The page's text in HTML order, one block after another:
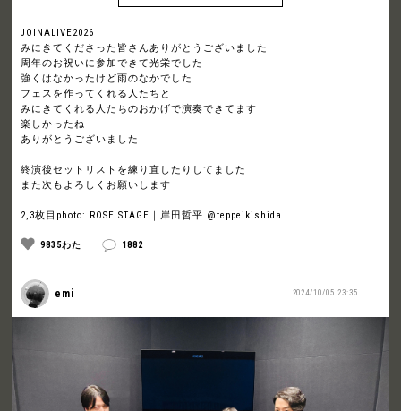
JOINALIVE2026
みにきてくださった皆さんありがとうございました
周年のお祝いに参加できて光栄でした
強くはなかったけど雨のなかでした
フェスを作ってくれる人たちと
みにきてくれる人たちのおかげで演奏できてます
楽しかったね
ありがとうございました
終演後セットリストを練り直したりしてました
また次もよろしくお願いします
2,3枚目photo: ROSE STAGE｜岸田哲平 @teppeikishida
9835わた 1882
2024/10/05 23:35
emi